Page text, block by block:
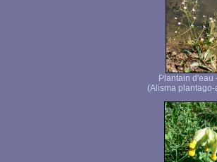
Plantain d'eau
(Alisma plantago-